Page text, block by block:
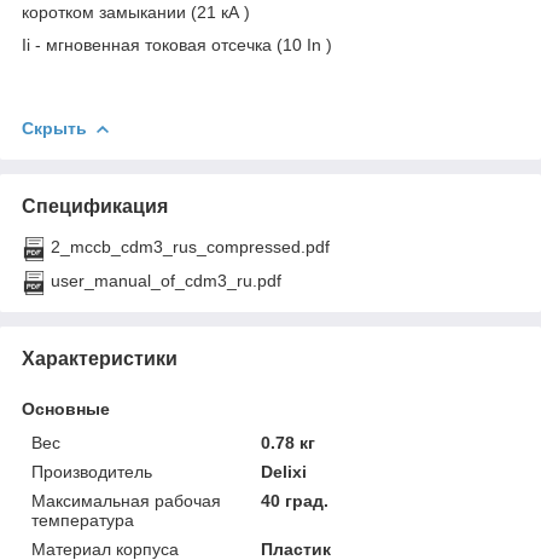
коротком замыкании (21 кА )
Ii - мгновенная токовая отсечка (10 In )
Скрыть
Спецификация
2_mccb_cdm3_rus_compressed.pdf
user_manual_of_cdm3_ru.pdf
Характеристики
Основные
Вес
0.78 кг
Производитель
Delixi
Максимальная рабочая
температура
40 град.
Материал корпуса
Пластик